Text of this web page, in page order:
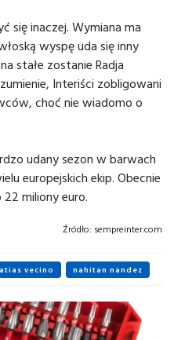
się inaczej. Wymiana ma
wyspę uda się inny
stałe zostanie Radja
Interiści zobligowani
choć nie wiadomo o
udany sezon w barwach
europejskich ekip. Obecnie
22 miliony euro.
Źródło: sempreinter.com
vecino nahitan nandez